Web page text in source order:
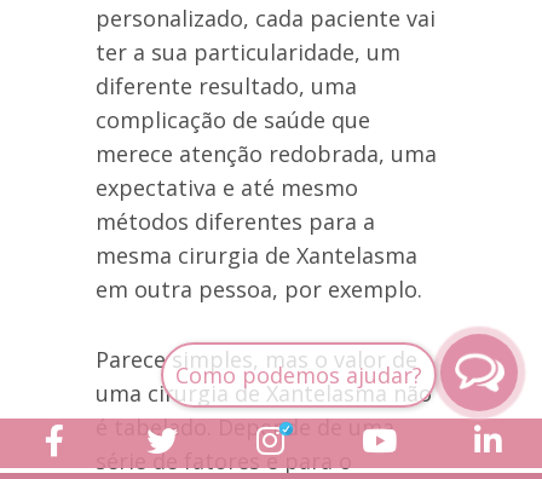
personalizado, cada paciente vai
ter a sua particularidade, um
diferente resultado, uma
complicação de saúde que
merece atenção redobrada, uma
expectativa e até mesmo
métodos diferentes para a
mesma cirurgia de Xantelasma
em outra pessoa, por exemplo.
Parece simples, mas o valor de
uma cirurgia de Xantelasma não
é tabelado. Depende de uma
série de fatores e para o